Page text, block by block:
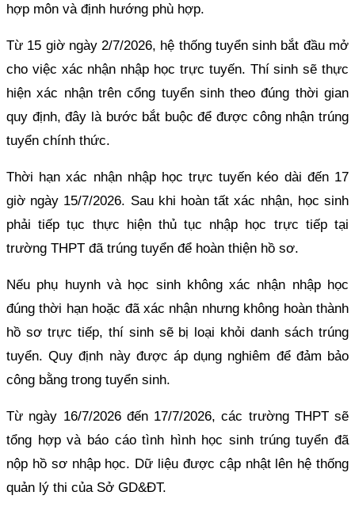
hợp môn và định hướng phù hợp.
Từ 15 giờ ngày 2/7/2026, hệ thống tuyển sinh bắt đầu mở
cho việc xác nhận nhập học trực tuyến. Thí sinh sẽ thực
hiện xác nhận trên cổng tuyển sinh theo đúng thời gian
quy định, đây là bước bắt buộc để được công nhận trúng
tuyển chính thức.
Thời hạn xác nhận nhập học trực tuyến kéo dài đến 17
giờ ngày 15/7/2026. Sau khi hoàn tất xác nhận, học sinh
phải tiếp tục thực hiện thủ tục nhập học trực tiếp tại
trường THPT đã trúng tuyển để hoàn thiện hồ sơ.
Nếu phụ huynh và học sinh không xác nhận nhập học
đúng thời hạn hoặc đã xác nhận nhưng không hoàn thành
hồ sơ trực tiếp, thí sinh sẽ bị loại khỏi danh sách trúng
tuyển. Quy định này được áp dụng nghiêm để đảm bảo
công bằng trong tuyển sinh.
Từ ngày 16/7/2026 đến 17/7/2026, các trường THPT sẽ
tổng hợp và báo cáo tình hình học sinh trúng tuyển đã
nộp hồ sơ nhập học. Dữ liệu được cập nhật lên hệ thống
quản lý thi của Sở GD&ĐT.